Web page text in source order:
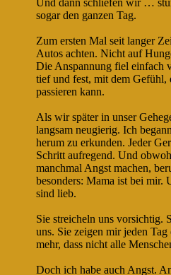
sogar den ganzen Tag.
Zum ersten Mal seit langer
Autos achten. Nicht auf
Die Anspannung fiel einfach
tief und fest, mit dem Gefühl,
passieren kann.
Als wir später in unser
langsam neugierig. Ich
herum zu erkunden. Jeder
Schritt aufregend. Und
manchmal Angst machen,
besonders: Mama ist bei mir.
sind lieb.
Sie streicheln uns vorsichtig.
uns. Sie zeigen mir jeden Tag
mehr, dass nicht alle
Doch ich habe auch Angst.